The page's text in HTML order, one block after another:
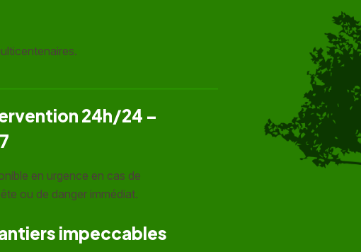
24h/24 –
en urgence en cas de
ou de danger immédiat.
impeccables